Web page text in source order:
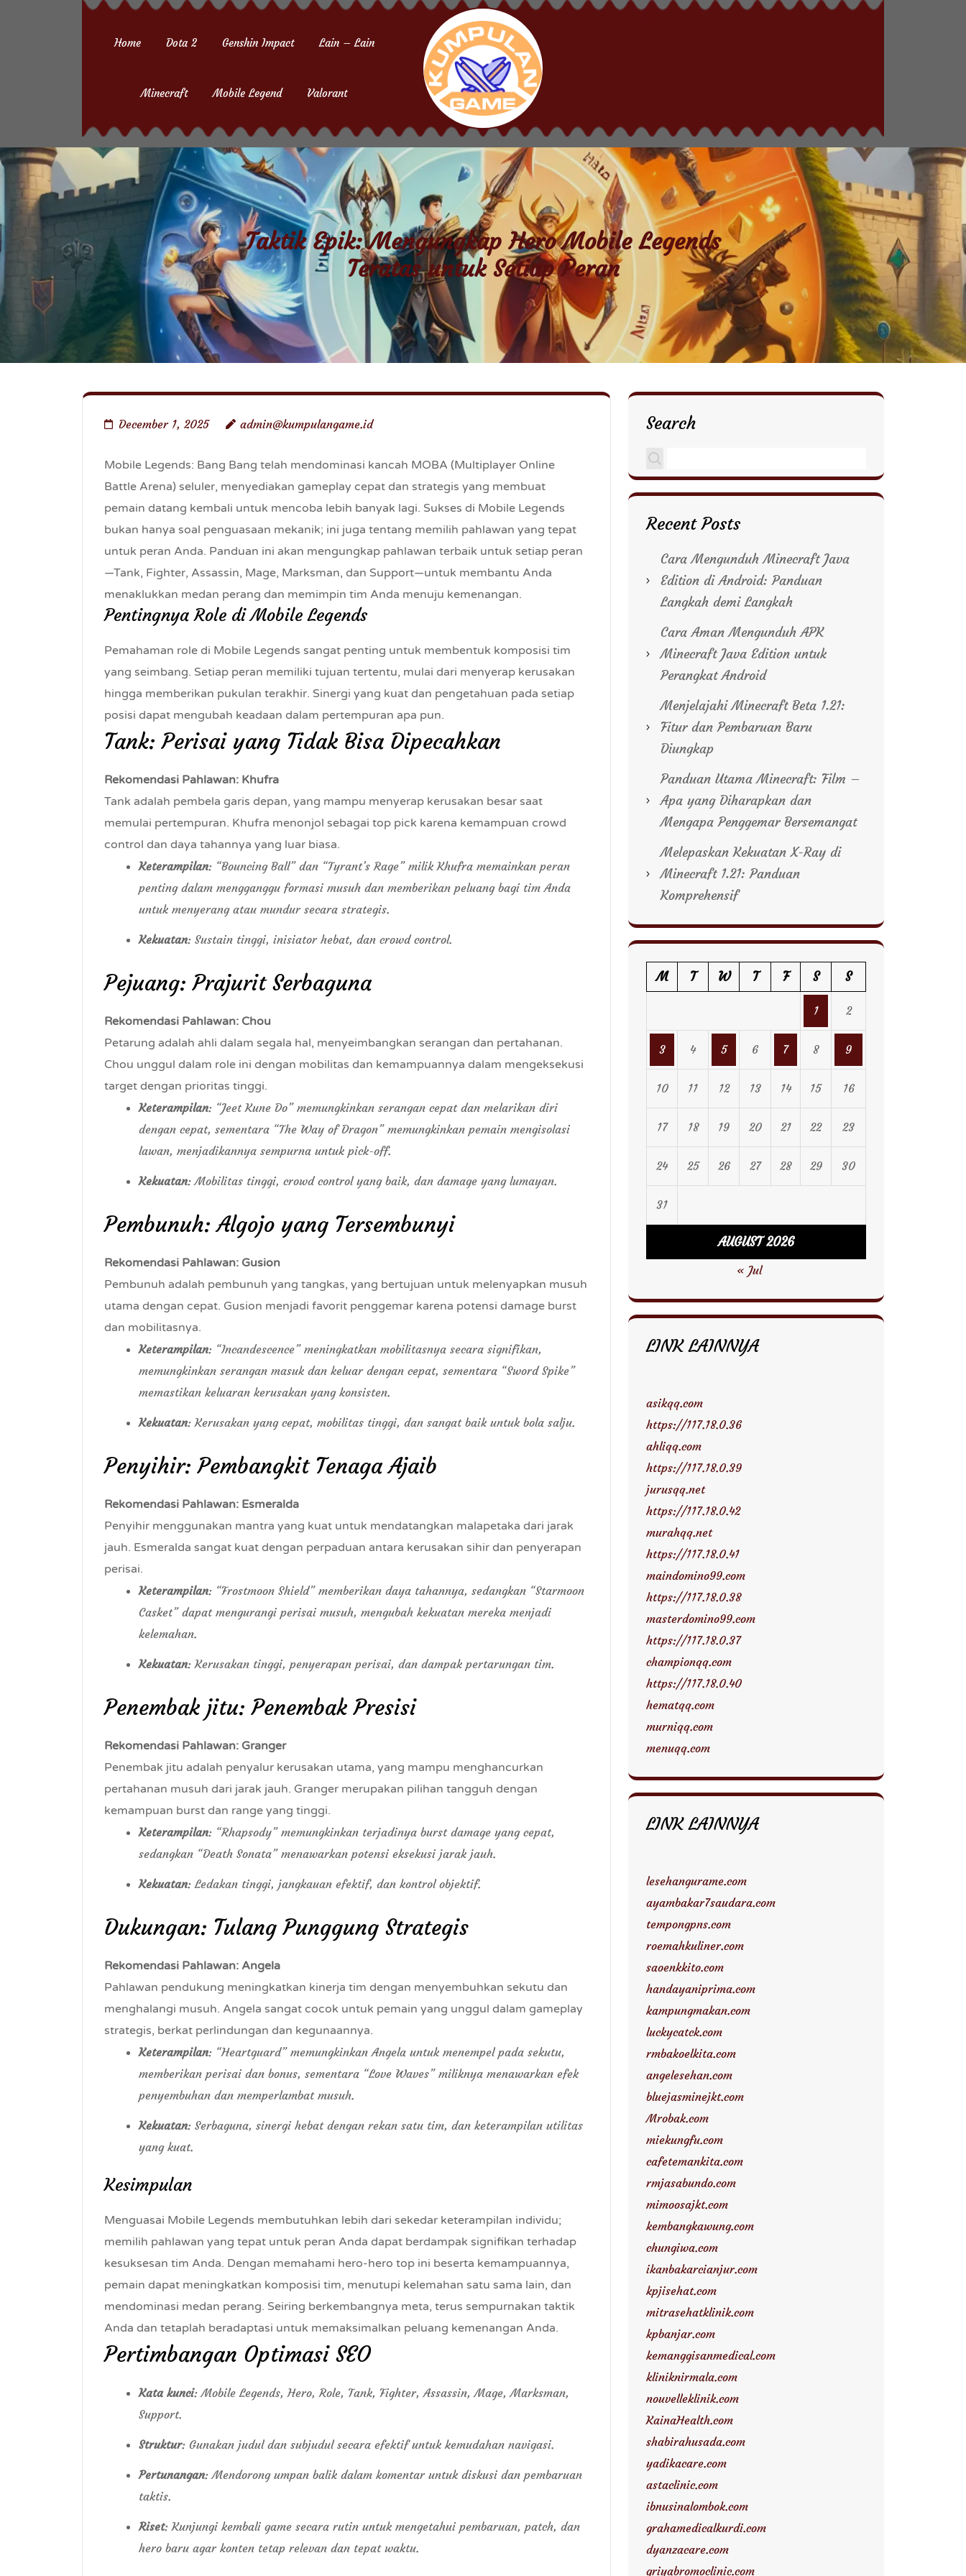
Home Dota 2 Genshin Impact Lain – Lain
Minecraft Mobile Legend Valorant
Taktik Epik: Mengungkap Hero Mobile Legends
Teratas untuk Setiap Peran
December 1, 2025 admin@kumpulangame.id
Mobile Legends: Bang Bang telah mendominasi kancah MOBA (Multiplayer Online
Battle Arena) seluler, menyediakan gameplay cepat dan strategis yang membuat
pemain datang kembali untuk mencoba lebih banyak lagi. Sukses di Mobile Legends
bukan hanya soal penguasaan mekanik; ini juga tentang memilih pahlawan yang tepat
untuk peran Anda. Panduan ini akan mengungkap pahlawan terbaik untuk setiap peran
—Tank, Fighter, Assassin, Mage, Marksman, dan Support—untuk membantu Anda
menaklukkan medan perang dan memimpin tim Anda menuju kemenangan.
Pentingnya Role di Mobile Legends
Pemahaman role di Mobile Legends sangat penting untuk membentuk komposisi tim
yang seimbang. Setiap peran memiliki tujuan tertentu, mulai dari menyerap kerusakan
hingga memberikan pukulan terakhir. Sinergi yang kuat dan pengetahuan pada setiap
posisi dapat mengubah keadaan dalam pertempuran apa pun.
Tank: Perisai yang Tidak Bisa Dipecahkan
Rekomendasi Pahlawan: Khufra
Tank adalah pembela garis depan, yang mampu menyerap kerusakan besar saat
memulai pertempuran. Khufra menonjol sebagai top pick karena kemampuan crowd
control dan daya tahannya yang luar biasa.
Keterampilan: “Bouncing Ball” dan “Tyrant’s Rage” milik Khufra memainkan peran
penting dalam mengganggu formasi musuh dan memberikan peluang bagi tim Anda
untuk menyerang atau mundur secara strategis.
Kekuatan: Sustain tinggi, inisiator hebat, dan crowd control.
Pejuang: Prajurit Serbaguna
Rekomendasi Pahlawan: Chou
Petarung adalah ahli dalam segala hal, menyeimbangkan serangan dan pertahanan.
Chou unggul dalam role ini dengan mobilitas dan kemampuannya dalam mengeksekusi
target dengan prioritas tinggi.
Keterampilan: “Jeet Kune Do” memungkinkan serangan cepat dan melarikan diri
dengan cepat, sementara “The Way of Dragon” memungkinkan pemain mengisolasi
lawan, menjadikannya sempurna untuk pick-off.
Kekuatan: Mobilitas tinggi, crowd control yang baik, dan damage yang lumayan.
Pembunuh: Algojo yang Tersembunyi
Rekomendasi Pahlawan: Gusion
Pembunuh adalah pembunuh yang tangkas, yang bertujuan untuk melenyapkan musuh
utama dengan cepat. Gusion menjadi favorit penggemar karena potensi damage burst
dan mobilitasnya.
Keterampilan: “Incandescence” meningkatkan mobilitasnya secara signifikan,
memungkinkan serangan masuk dan keluar dengan cepat, sementara “Sword Spike”
memastikan keluaran kerusakan yang konsisten.
Kekuatan: Kerusakan yang cepat, mobilitas tinggi, dan sangat baik untuk bola salju.
Penyihir: Pembangkit Tenaga Ajaib
Rekomendasi Pahlawan: Esmeralda
Penyihir menggunakan mantra yang kuat untuk mendatangkan malapetaka dari jarak
jauh. Esmeralda sangat kuat dengan perpaduan antara kerusakan sihir dan penyerapan
perisai.
Keterampilan: “Frostmoon Shield” memberikan daya tahannya, sedangkan “Starmoon
Casket” dapat mengurangi perisai musuh, mengubah kekuatan mereka menjadi
kelemahan.
Kekuatan: Kerusakan tinggi, penyerapan perisai, dan dampak pertarungan tim.
Penembak jitu: Penembak Presisi
Rekomendasi Pahlawan: Granger
Penembak jitu adalah penyalur kerusakan utama, yang mampu menghancurkan
pertahanan musuh dari jarak jauh. Granger merupakan pilihan tangguh dengan
kemampuan burst dan range yang tinggi.
Keterampilan: “Rhapsody” memungkinkan terjadinya burst damage yang cepat,
sedangkan “Death Sonata” menawarkan potensi eksekusi jarak jauh.
Kekuatan: Ledakan tinggi, jangkauan efektif, dan kontrol objektif.
Dukungan: Tulang Punggung Strategis
Rekomendasi Pahlawan: Angela
Pahlawan pendukung meningkatkan kinerja tim dengan menyembuhkan sekutu dan
menghalangi musuh. Angela sangat cocok untuk pemain yang unggul dalam gameplay
strategis, berkat perlindungan dan kegunaannya.
Keterampilan: “Heartguard” memungkinkan Angela untuk menempel pada sekutu,
memberikan perisai dan bonus, sementara “Love Waves” miliknya menawarkan efek
penyembuhan dan memperlambat musuh.
Kekuatan: Serbaguna, sinergi hebat dengan rekan satu tim, dan keterampilan utilitas
yang kuat.
Kesimpulan
Menguasai Mobile Legends membutuhkan lebih dari sekedar keterampilan individu;
memilih pahlawan yang tepat untuk peran Anda dapat berdampak signifikan terhadap
kesuksesan tim Anda. Dengan memahami hero-hero top ini beserta kemampuannya,
pemain dapat meningkatkan komposisi tim, menutupi kelemahan satu sama lain, dan
mendominasi medan perang. Seiring berkembangnya meta, terus sempurnakan taktik
Anda dan tetaplah beradaptasi untuk memaksimalkan peluang kemenangan Anda.
Pertimbangan Optimasi SEO
Kata kunci: Mobile Legends, Hero, Role, Tank, Fighter, Assassin, Mage, Marksman,
Support.
Struktur: Gunakan judul dan subjudul secara efektif untuk kemudahan navigasi.
Pertunangan: Mendorong umpan balik dalam komentar untuk diskusi dan pembaruan
taktis.
Riset: Kunjungi kembali game secara rutin untuk mengetahui pembaruan, patch, dan
hero baru agar konten tetap relevan dan tepat waktu.
Search
Recent Posts
Cara Mengunduh Minecraft Java
Edition di Android: Panduan
Langkah demi Langkah
Cara Aman Mengunduh APK
Minecraft Java Edition untuk
Perangkat Android
Menjelajahi Minecraft Beta 1.21:
Fitur dan Pembaruan Baru
Diungkap
Panduan Utama Minecraft: Film –
Apa yang Diharapkan dan
Mengapa Penggemar Bersemangat
Melepaskan Kekuatan X-Ray di
Minecraft 1.21: Panduan
Komprehensif
AUGUST 2026
M T W T F S S
1 2
3 4 5 6 7 8 9
10 11 12 13 14 15 16
17 18 19 20 21 22 23
24 25 26 27 28 29 30
31
« Jul
LINK LAINNYA
asikqq.com
https://117.18.0.36
ahliqq.com
https://117.18.0.39
jurusqq.net
https://117.18.0.42
murahqq.net
https://117.18.0.41
maindomino99.com
https://117.18.0.38
masterdomino99.com
https://117.18.0.37
championqq.com
https://117.18.0.40
hematqq.com
murniqq.com
menuqq.com
LINK LAINNYA
lesehangurame.com
ayambakar7saudara.com
tempongpns.com
roemahkuliner.com
saoenkkito.com
handayaniprima.com
kampungmakan.com
luckycatck.com
rmbakoelkita.com
angelesehan.com
bluejasminejkt.com
Mrobak.com
miekungfu.com
cafetemankita.com
rmjasabundo.com
mimoosajkt.com
kembangkawung.com
chungiwa.com
ikanbakarcianjur.com
kpjisehat.com
mitrasehatklinik.com
kpbanjar.com
kemanggisanmedical.com
kliniknirmala.com
nouvelleklinik.com
KainaHealth.com
shabirahusada.com
yadikacare.com
astaclinic.com
ibnusinalombok.com
grahamedicalkurdi.com
dyanzacare.com
griyabromoclinic.com